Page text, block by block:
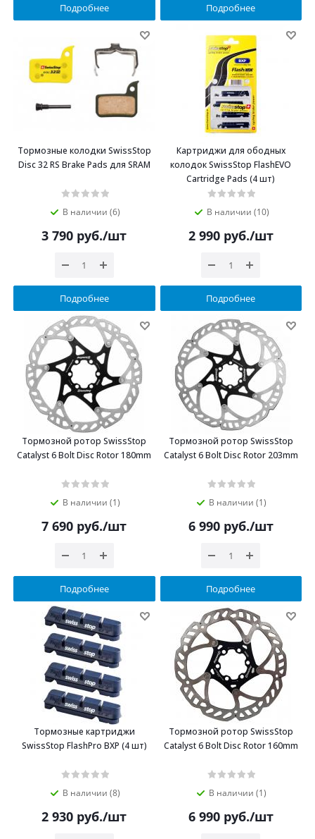
Подробнее Подробнее
Тормозные колодки SwissStop
Disc 32 RS Brake Pads для SRAM
В наличии (6)
3 790 руб./шт
Подробнее
Картриджи для ободных
колодок SwissStop FlashEVO
Cartridge Pads (4 шт)
В наличии (10)
2 990руб./шт
Подробнее
Тормозной ротор SwissStop
Catalyst 6 Bolt Disc Rotor 180mm
В наличии (1)
7 690 руб./шт
Подробнее
Тормозной ротор SwissStop
Catalyst 6 Bolt Disc Rotor 203mm
В наличии (1)
6 990руб./шт
Подробнее
Тормозные картриджи
SwissStop FlashPro BXP (4 шт)
В наличии (8)
2 930 руб./шт
Тормозной ротор SwissStop
Catalyst 6 Bolt Disc Rotor 160mm
В наличии (1)
6 990руб./шт